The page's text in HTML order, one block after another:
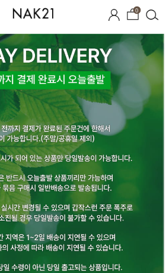
0
자체제작 여름 잠옷 장마템 기